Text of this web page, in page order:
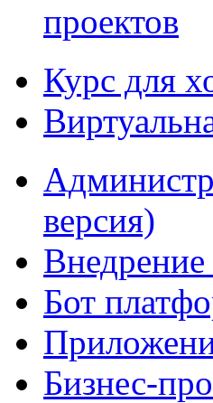
проектов
Курс для
версия)
Внедрение
Бот
Бизнес-